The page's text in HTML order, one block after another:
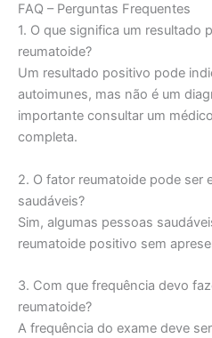
FAQ – Perguntas Frequentes
1. O que significa um resultado
reumatoide?
Um resultado positivo pode
autoimunes, mas não é um
importante consultar um
completa.
2. O fator reumatoide pode ser
saudáveis?
Sim, algumas pessoas
reumatoide positivo sem
3. Com que frequência devo
reumatoide?
A frequência do exame deve